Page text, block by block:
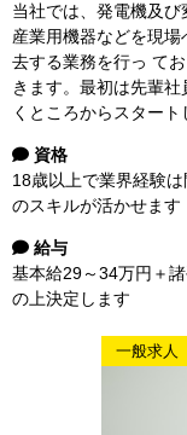
当社では、発電機及び
産業用機器などを現
去する業務を行っ て
きます。最初は先輩
くところからスタート
資格
18歳以上で業界経験
のスキルが活かせます
給与
基本給29～34万円＋
の上決定します
一般求人